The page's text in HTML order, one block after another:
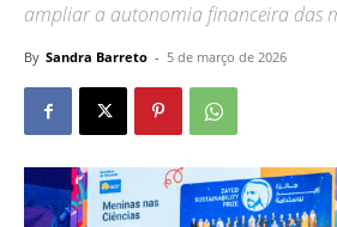
ampliar a autonomia financeira das
By Sandra Barreto - 5 de março de 2026